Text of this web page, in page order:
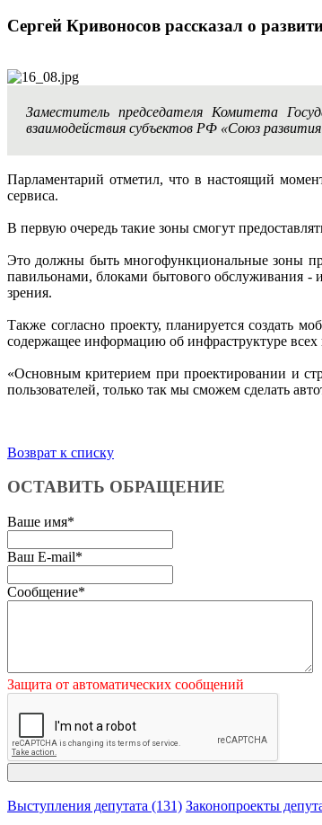
Сергей Кривоносов рассказал о
Заместитель председателя Комитета
взаимодействия субъектов РФ «Союз
Парламентарий отметил, что в настоящий
сервиса.
В первую очередь такие зоны смогут
Это должны быть многофункциональные зоны
павильонами, блоками бытового обслуживания -
зрения.
Также согласно проекту, планируется создать
содержащее информацию об инфраструктуре
«Основным критерием при проектировании и
пользователей, только так мы сможем сделать
Возврат к списку
ОСТАВИТЬ ОБРАЩЕНИЕ
Ваше имя*
Ваш E-mail*
Сообщение*
Защита от автоматических сообщений
Выступления депутата (131) Законопроекты